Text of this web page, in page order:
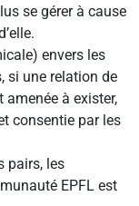
se gérer à cause
envers les
si une relation de
amenée à exister,
consentie par les
pairs, les
EPFL est